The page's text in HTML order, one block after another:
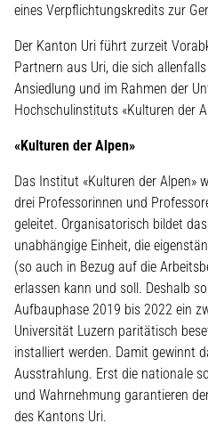
eines Verpflichtungskredits zur
Der Kanton Uri führt zurzeit
Partnern aus Uri, die sich
Ansiedlung und im Rahmen der
Hochschulinstituts «Kulturen der
«Kulturen der Alpen»
Das Institut «Kulturen der Alpen»
drei Professorinnen und
geleitet. Organisatorisch bildet
unabhängige Einheit, die
(so auch in Bezug auf die
erlassen kann und soll. Deshalb
Aufbauphase 2019 bis 2022 ein
Universität Luzern paritätisch
installiert werden. Damit gewinnt
Ausstrahlung. Erst die nationale
und Wahrnehmung garantieren
des Kantons Uri.